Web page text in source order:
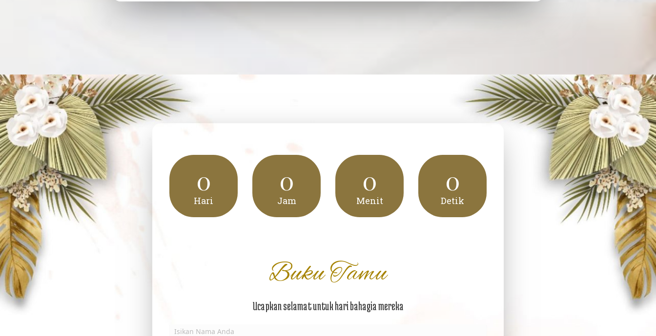
Mohon maaf apabila ada kesalahan penulisan nama/gelar
0
Hari
0
Jam
0
Menit
0
Detik
Buku Tamu
Ucapkan selamat untuk hari bahagia mereka